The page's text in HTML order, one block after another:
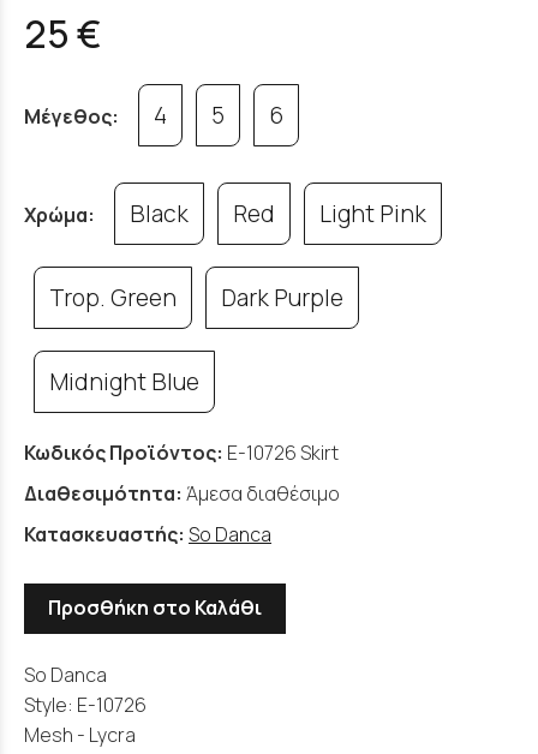
25 €
Μέγεθος: 4 5 6
Χρώμα: Black Red Light Pink
Trop. Green Dark Purple
Midnight Blue
Κωδικός Προϊόντος: E-10726 Skirt
Διαθεσιμότητα: Άμεσα διαθέσιμο
Κατασκευαστής: So Danca
Προσθήκη στο Καλάθι
So Danca
Style: E-10726
Mesh - Lycra